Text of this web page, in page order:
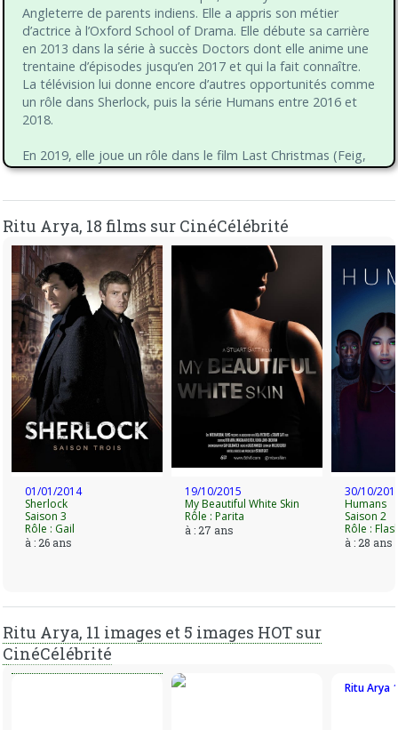
Angleterre de parents indiens. Elle a appris son métier
d’actrice à l’Oxford School of Drama. Elle débute sa carrière
en 2013 dans la série à succès Doctors dont elle anime une
trentaine d’épisodes jusqu’en 2017 et qui la fait connaître.
La télévision lui donne encore d’autres opportunités comme
un rôle dans Sherlock, puis la série Humans entre 2016 et
2018.
En 2019, elle joue un rôle dans le film Last Christmas (Feig,
2019), puis intègre le casting de la série Netflix Feel Good.
dans le blockbuster Red Notice (Thurber, 2021).
Parallèlement, Ritu Arya continue à jouer dans des séries et
intègre le groupe musical KIN dans lequel elle est batteuse.
Ritu Arya, 18 films sur CinéCélébrité
01/01/2014
Sherlock
Saison 3
Rôle : Gail
à : 26 ans
19/10/2015
My Beautiful White Skin
Rôle : Parita
à : 27 ans
30/10/
Humans
Saison 2
Rôle :
à : 28 ans
Ritu Arya, 11 images et 5 images HOT sur
CinéCélébrité
Ritu Arya